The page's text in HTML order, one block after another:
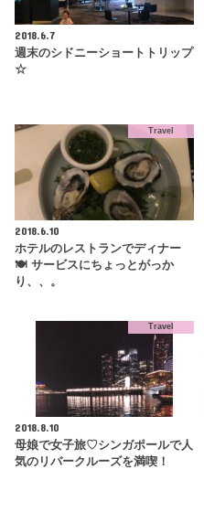
2018.6.7
週末のシドニーショートトリップ
☆
Travel
2018.6.10
ホテルのレストランでディナー
🍽 サービスにちょっとがっか
り、、。
Travel
2018.8.10
母娘で女子旅♡シンガポールで人
気のリバークルーズを満喫！